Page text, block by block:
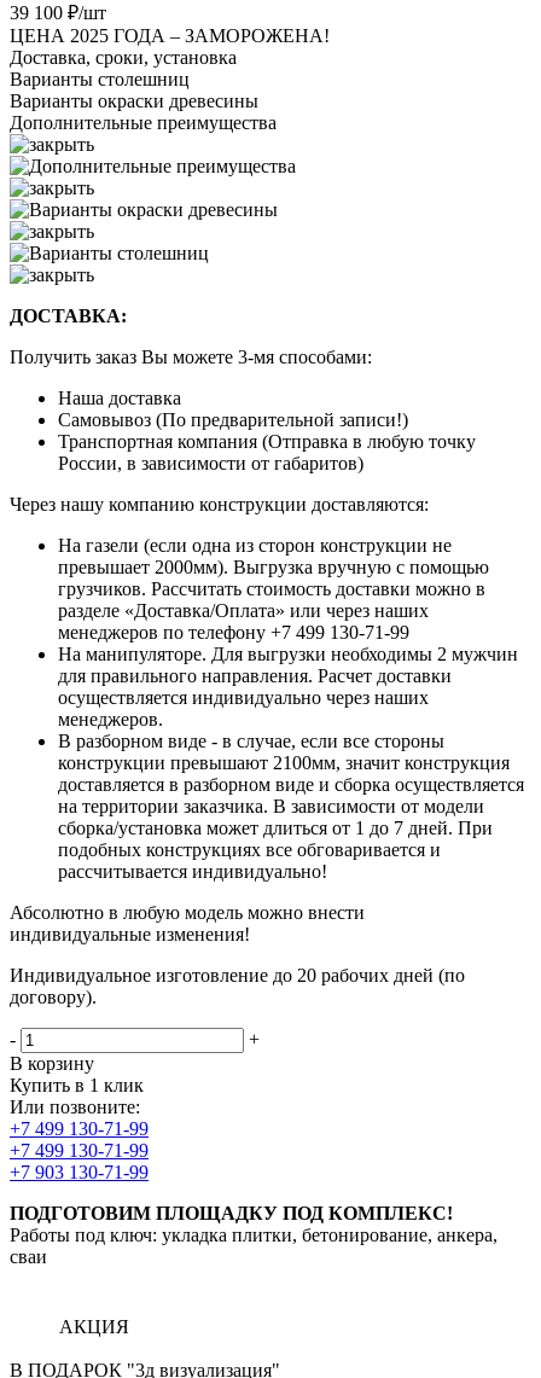
39 100 ₽/шт
ЦЕНА 2025 ГОДА – ЗАМОРОЖЕНА!
Доставка, сроки, установка
Варианты столешниц
Варианты окраски древесины
Дополнительные преимущества
ДОСТАВКА:
Получить заказ Вы можете 3-мя способами:
Наша доставка
Самовывоз (По предварительной записи!)
Транспортная компания (Отправка в любую точку
России, в зависимости от габаритов)
Через нашу компанию конструкции доставляются:
На газели (если одна из сторон конструкции не
превышает 2000мм). Выгрузка вручную с помощью
грузчиков. Рассчитать стоимость доставки можно в
разделе «Доставка/Оплата» или через наших
менеджеров по телефону +7 499 130-71-99
На манипуляторе. Для выгрузки необходимы 2 мужчин
для правильного направления. Расчет доставки
осуществляется индивидуально через наших
менеджеров.
В разборном виде - в случае, если все стороны
конструкции превышают 2100мм, значит конструкция
доставляется в разборном виде и сборка осуществляется
на территории заказчика. В зависимости от модели
сборка/установка может длиться от 1 до 7 дней. При
подобных конструкциях все обговаривается и
рассчитывается индивидуально!
Абсолютно в любую модель можно внести
индивидуальные изменения!
Индивидуальное изготовление до 20 рабочих дней (по
договору).
-
+
В корзину
Купить в 1 клик
Или позвоните:
+7 499 130-71-99
+7 499 130-71-99
+7 903 130-71-99
ПОДГОТОВИМ ПЛОЩАДКУ ПОД КОМПЛЕКС!
Работы под ключ: укладка плитки, бетонирование, анкера,
сваи
АКЦИЯ
В ПОДАРОК "3д визуализация"